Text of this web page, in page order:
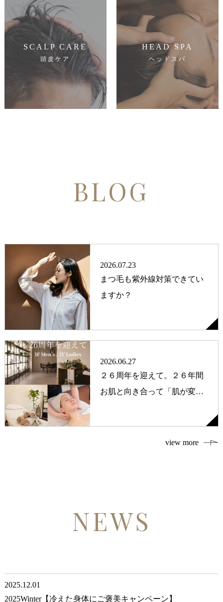
SCALP CARE
頭皮ケア
HEAD SPA
ヘッドスパ
BLOG
2026.07.23
まつ毛も紫外線対策できてい
ますか？
2026.06.27
２６周年を迎えて。２６年間
お肌と向き合って「肌が変わ
view more
NEWS
2025.12.01
2025Winter【冷えた身体にご褒美キャンペーン】